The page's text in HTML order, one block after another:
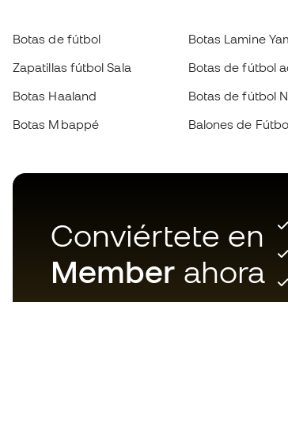
Botas de fútbol
Zapatillas fútbol Sala
Botas Haaland
Botas Mbappé
Botas Lamine
Botas de fútbol
Botas de fútbol
Balones de
Conviértete en
Member ahora